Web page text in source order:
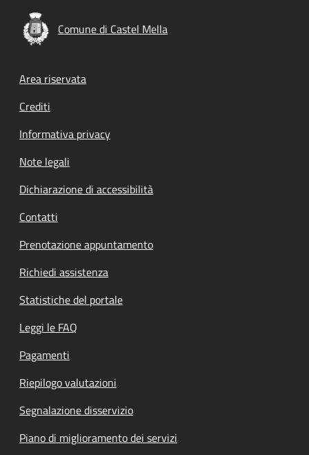
Comune di Castel Mella
Footer menu
Area riservata
Crediti
Informativa privacy
Note legali
Dichiarazione di accessibilità
Contatti
Prenotazione appuntamento
Richiedi assistenza
Statistiche del portale
Leggi le FAQ
Pagamenti
Riepilogo valutazioni
Segnalazione disservizio
Piano di miglioramento dei servizi